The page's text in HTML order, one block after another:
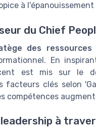
à
du Chief
des ressources
En
est mis sur le
facteurs clés selon
compétences
à